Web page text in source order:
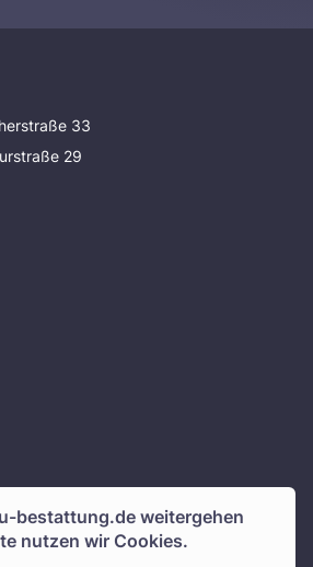
bestattung.deweitergehen
nutzen wir Cookies.
33
29